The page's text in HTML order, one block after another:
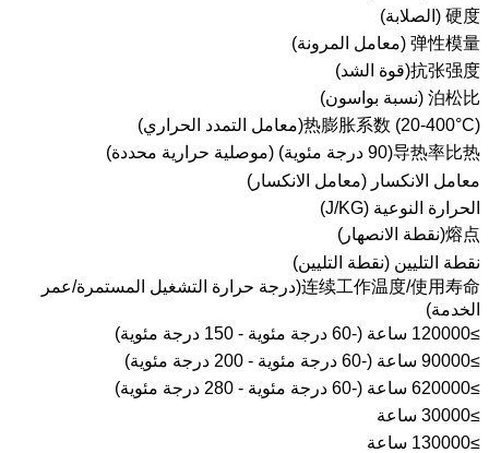
硬度 (الصلابة)
弹性模量 (معامل المرونة)
抗张强度(قوة الشد)
泊松比 (نسبة بواسون)
热膨胀系数 (20-400°C)(معامل التمدد الحراري)
导热率比热(90 درجة مئوية) (موصلية حرارية محددة)
معامل الانكسار (معامل الانكسار)
الحرارة النوعية (J/KG)
熔点(نقطة الانصهار)
نقطة التليين (نقطة التليين)
连续工作温度/使用寿命(درجة حرارة التشغيل المستمرة/عمر
الخدمة)
≥120000 ساعة (-60 درجة مئوية - 150 درجة مئوية)
≥90000 ساعة (-60 درجة مئوية - 200 درجة مئوية)
≥620000 ساعة (-60 درجة مئوية - 280 درجة مئوية)
≥30000 ساعة
≥130000 ساعة